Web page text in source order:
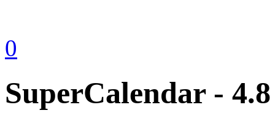
0
SuperCalendar - 4.8